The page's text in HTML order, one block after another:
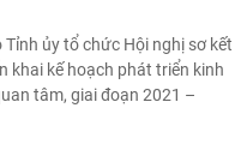
ủy tổ chức Hội nghị sơ kết
khai kế hoạch phát triển kinh
tâm, giai đoạn 2021 –